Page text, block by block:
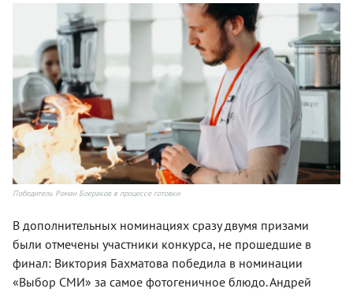
Победитель Роман Боераков в процессе готовки
В дополнительных номинациях сразу двумя призами
были отмечены участники конкурса, не прошедшие в
финал: Виктория Бахматова победила в номинации
«Выбор СМИ» за самое фотогеничное блюдо. Андрей